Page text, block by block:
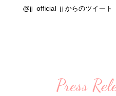
@jj_official_jj からのツイート
Press